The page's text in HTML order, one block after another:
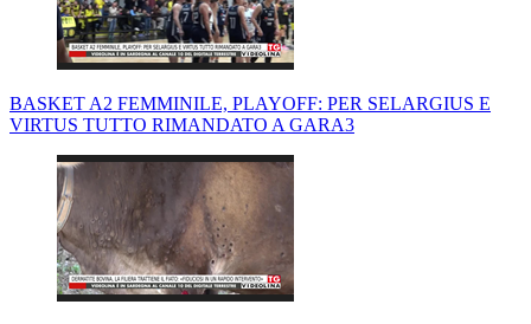
BASKET A2 FEMMINILE, PLAYOFF: PER SELARGIUS E
VIRTUS TUTTO RIMANDATO A GARA3